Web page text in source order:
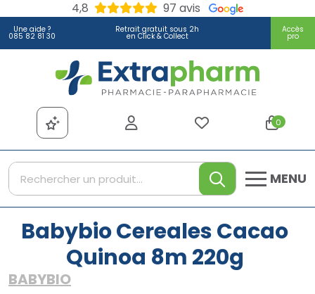
4,8 97 avis
Une aide ?
085 82 81 30
Retrait gratuit sous 2h
en Click & Collect
Accès
pro
Extrapharm Votre
0
MENU
Babybio Cereales Cacao
Quinoa 8m 220g
BABYBIO